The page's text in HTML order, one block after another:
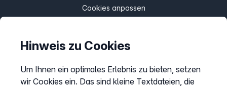
Cookies anpassen
Service
Hilfecenter
Webinare
Hinweis zu Cookies
Um Ihnen ein optimales Erlebnis zu bieten, setzen
wir Cookies ein. Das sind kleine Textdateien, die